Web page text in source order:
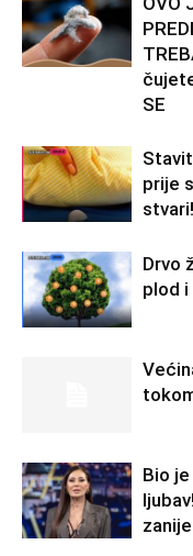
SE
prije
stvari!
Drvo
plod
Bio